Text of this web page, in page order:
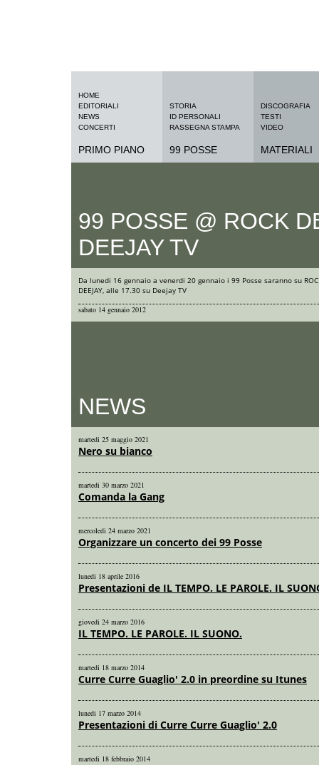
HOME
EDITORIALI
NEWS
CONCERTI
PRIMO PIANO
STORIA
ID PERSONALI
RASSEGNA STAMPA
99 POSSE
DISCOGRAFIA
TESTI
VIDEO
MATERIALI
99 POSSE @ ROCK
DEEJAY TV
Da lunedi 16 gennaio a venerdi 20 gennaio i 99 Posse saranno su
DEEJAY, alle 17.30 su Deejay TV
sabato 14 gennaio 2012
NEWS
martedi 25 maggio 2021
Nero su bianco
martedi 30 marzo 2021
Comanda la Gang
mercoledi 24 marzo 2021
Organizzare un concerto dei 99 Posse
lunedi 18 aprile 2016
Presentazioni de IL TEMPO. LE PAROLE. IL
giovedi 24 marzo 2016
IL TEMPO. LE PAROLE. IL SUONO.
martedi 18 marzo 2014
Curre Curre Guaglio' 2.0 in preordine su Itunes
lunedi 17 marzo 2014
Presentazioni di Curre Curre Guaglio' 2.0
martedi 18 febbraio 2014